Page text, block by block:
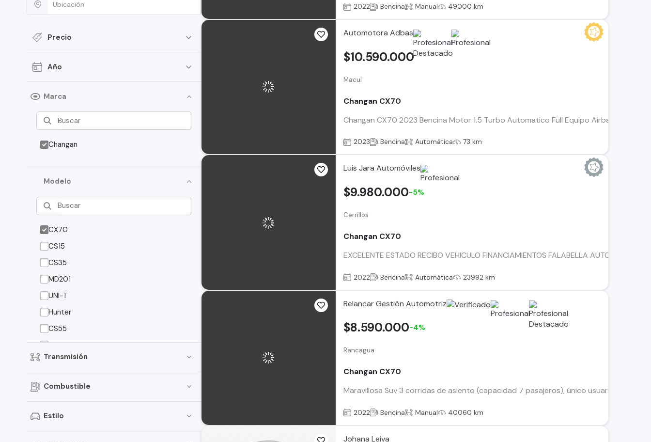
Precio
Año
Marca
Changan
Modelo
CX70
CS15
CS35
MD201
UNI-T
Hunter
CS55
Alsvin
CS35 Plus
CS75
Transmisión
Combustible
Estilo
2022 Bencina Manual 49000 km
Automotora Adbas
Macul
Changan CX70
Changan CX70 2023 Bencina Motor 1.5 Turbo Automatico Full Equipo Airbags
$10.590.000
2023 Bencina Automática 73 km
Luis Jara Automóviles
Cerrillos
Changan CX70
EXCELENTE ESTADO RECIBO VEHICULO FINANCIAMIENTOS FALABELLA AUTOFIN
$9.980.000-5%
2022 Bencina Automática 23992 km
Relancar Gestión Automotriz
Rancagua
Changan CX70
Maravillosa Suv 3 corridas de asiento (capacidad 7 pasajeros), único usuario, poco
$8.590.000-4%
2022 Bencina Manual 40060 km
Johana Leiva